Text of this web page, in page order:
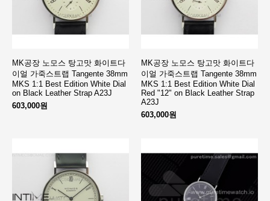
MK공장 노모스 탕고맛 화이트다
이얼 가죽스트랩 Tangente 38mm
MKS 1:1 Best Edition White Dial
on Black Leather Strap A23J
603,000원
MK공장 노모스 탕고맛 화이트다
이얼 가죽스트랩 Tangente 38mm
MKS 1:1 Best Edition White Dial
Red "12" on Black Leather Strap
A23J
603,000원